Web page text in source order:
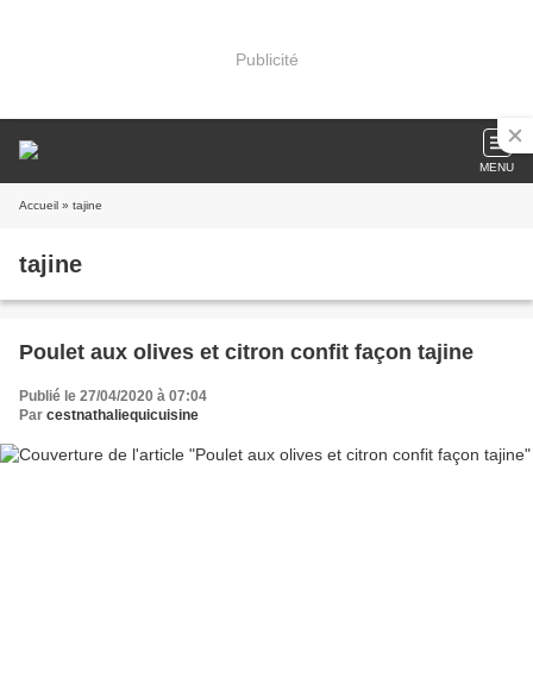
Publicité
MENU
Accueil » tajine
tajine
Poulet aux olives et citron confit façon tajine
Publié le 27/04/2020 à 07:04
Par cestnathaliequicuisine